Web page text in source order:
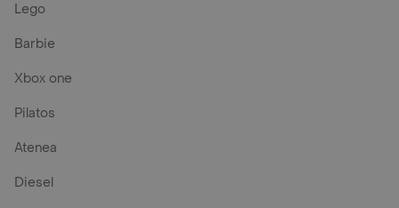
Lego
Barbie
Xbox one
Pilatos
Atenea
Diesel